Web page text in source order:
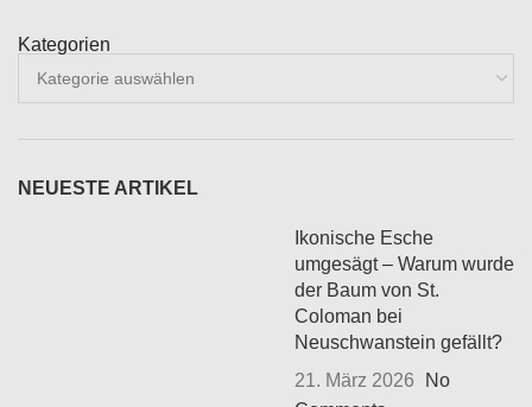
Kategorien
NEUESTE ARTIKEL
Ikonische Esche
umgesägt – Warum wurde
der Baum von St.
Coloman bei
Neuschwanstein gefällt?
21. März 2026
No